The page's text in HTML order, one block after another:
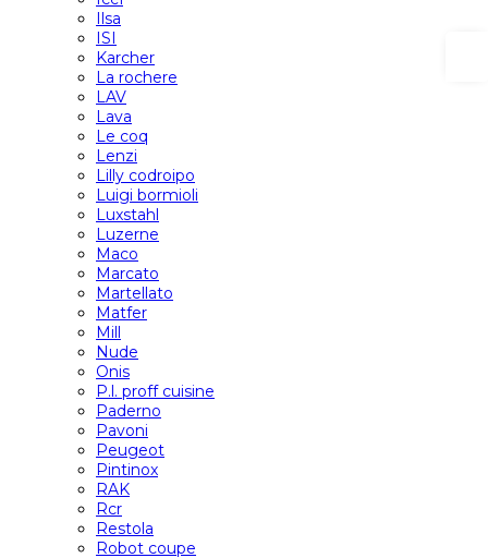
Ilsa
ISI
Karcher
La rochere
LAV
Lava
Le coq
Lenzi
Lilly codroipo
Luigi bormioli
Luxstahl
Luzerne
Maco
Marcato
Martellato
Matfer
Mill
Nude
Onis
P.l. proff cuisine
Paderno
Pavoni
Peugeot
Pintinox
RAK
Rcr
Restola
Robot coupe